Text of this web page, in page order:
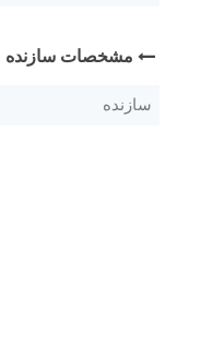
مشخصات سازنده
سازنده